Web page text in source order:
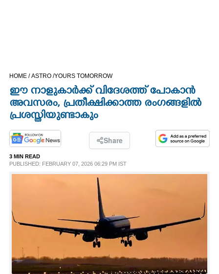
OPINION
PHOTOS
LIFESTYLE
INFO+
ART
HOME /ASTRO /YOURS TOMORROW
ഈ നാളുകാർക്ക് വിദേശത്ത് പോകാൻ
അവസരം, പ്രതീക്ഷിക്കാത്ത രംഗങ്ങളിൽ
പ്രശസ്തിയുണ്ടാകും
Share
3 MIN READ
PUBLISHED: FEBRUARY 07, 2026 06:29 PM IST